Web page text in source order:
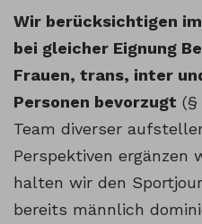
Wir berücksichtigen
bei gleicher Eignung
Frauen, trans, inter
Personen bevorzugt (§
Team diverser
Perspektiven ergänzen
halten wir den
bereits männlich